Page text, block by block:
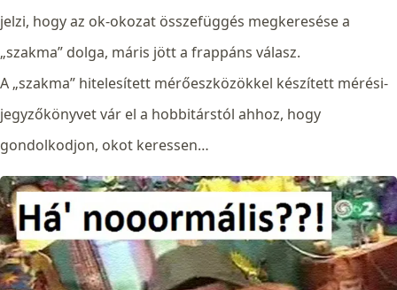
jelzi, hogy az ok-okozat összefüggés megkeresése a
„szakma” dolga, máris jött a frappáns válasz.
A „szakma” hitelesített mérőeszközökkel készített mérési-
jegyzőkönyvet vár el a hobbitárstól ahhoz, hogy
gondolkodjon, okot keressen…